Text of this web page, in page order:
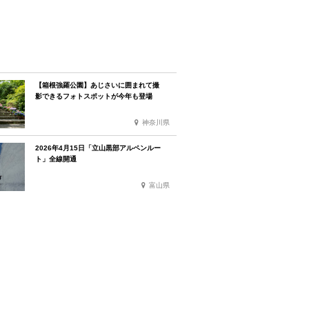
【箱根強羅公園】あじさいに囲まれて撮
影できるフォトスポットが今年も登場
神奈川県
2026年4月15日「立山黒部アルペンルー
ト」全線開通
富山県